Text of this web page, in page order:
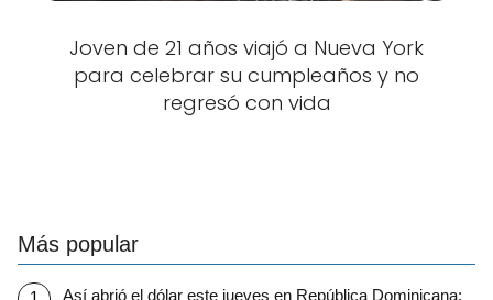
Joven de 21 años viajó a Nueva York
para celebrar su cumpleaños y no
regresó con vida
Más popular
Así abrió el dólar este jueves en República Dominicana: